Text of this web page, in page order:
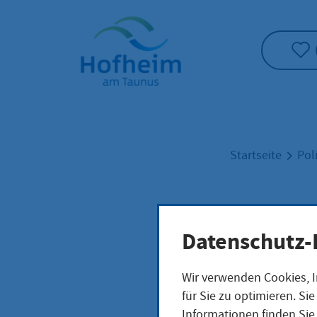
Startseite"
Startseite
Wir verwenden
für Sie zu optimieren.